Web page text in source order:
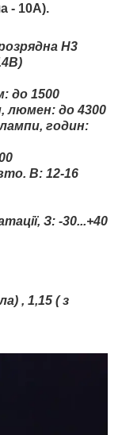
- 10А).
Н3
до 1500
люмен: до 4300
годин:
В: 12-16
З: -30...+40
, 1,15 ( з